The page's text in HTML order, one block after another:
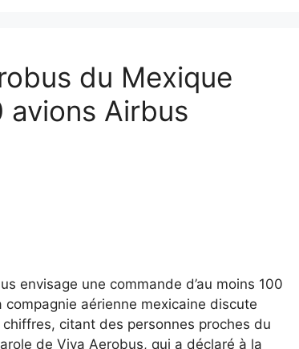
du Mexique
avions Airbus
envisage une commande d’au moins 100
aérienne mexicaine discute
citant des personnes proches du
de Viva Aerobus, qui a déclaré à la